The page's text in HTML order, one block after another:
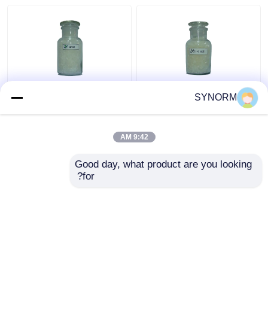
E-10 605 راتنجات
قيمة الايبوكسي في طلاء
SYNORM
9:42 AM
Good day, what product are you looking
for?